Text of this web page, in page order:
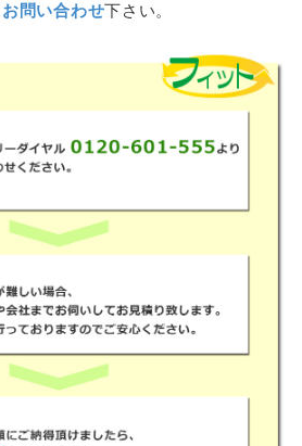
お問い合わせ下さい。